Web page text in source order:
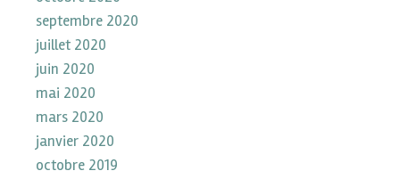
septembre 2020
juillet 2020
juin 2020
mai 2020
mars 2020
janvier 2020
octobre 2019